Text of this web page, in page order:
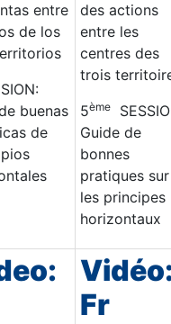
entre
de los
buenas
de
des actions
entre les
centres des
trois
5ème
Guide de
bonnes
pratiques sur
les principes
horizontaux
Fr